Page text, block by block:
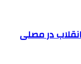
در مصلی